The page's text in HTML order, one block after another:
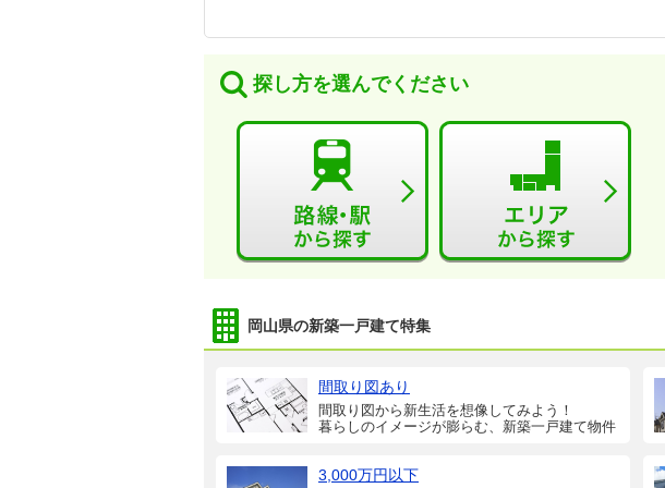
探し方を選んでください
岡山県の新築一戸建て特集
間取り図あり
間取り図から新生活を想像してみよう！
暮らしのイメージが膨らむ、新築一戸建て物件
3,000万円以下